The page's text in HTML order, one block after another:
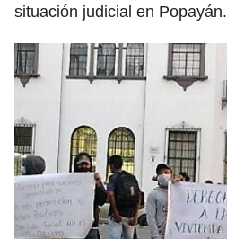
situación judicial en Popayán.